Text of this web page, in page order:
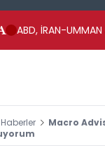
ABD, İRAN-UMMAN
Haberler
Macro